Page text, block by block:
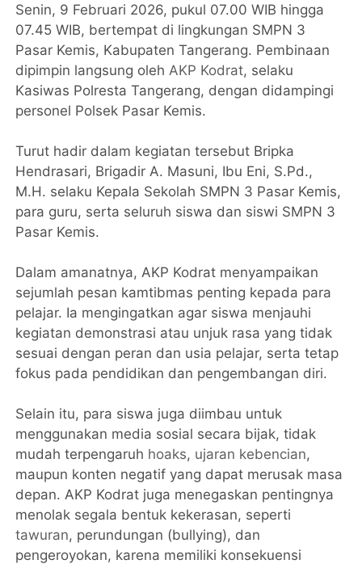
Senin, 9 Februari 2026, pukul 07.00 WIB hingga
07.45 WIB, bertempat di lingkungan SMPN 3
Pasar Kemis, Kabupaten Tangerang. Pembinaan
dipimpin langsung oleh AKP Kodrat, selaku
Kasiwas Polresta Tangerang, dengan didampingi
personel Polsek Pasar Kemis.
Turut hadir dalam kegiatan tersebut Bripka
Hendrasari, Brigadir A. Masuni, Ibu Eni, S.Pd.,
M.H. selaku Kepala Sekolah SMPN 3 Pasar Kemis,
para guru, serta seluruh siswa dan siswi SMPN 3
Pasar Kemis.
Dalam amanatnya, AKP Kodrat menyampaikan
sejumlah pesan kamtibmas penting kepada para
pelajar. Ia mengingatkan agar siswa menjauhi
kegiatan demonstrasi atau unjuk rasa yang tidak
sesuai dengan peran dan usia pelajar, serta tetap
fokus pada pendidikan dan pengembangan diri.
Selain itu, para siswa juga diimbau untuk
menggunakan media sosial secara bijak, tidak
mudah terpengaruh hoaks, ujaran kebencian,
maupun konten negatif yang dapat merusak masa
depan. AKP Kodrat juga menegaskan pentingnya
menolak segala bentuk kekerasan, seperti
tawuran, perundungan (bullying), dan
pengeroyokan, karena memiliki konsekuensi